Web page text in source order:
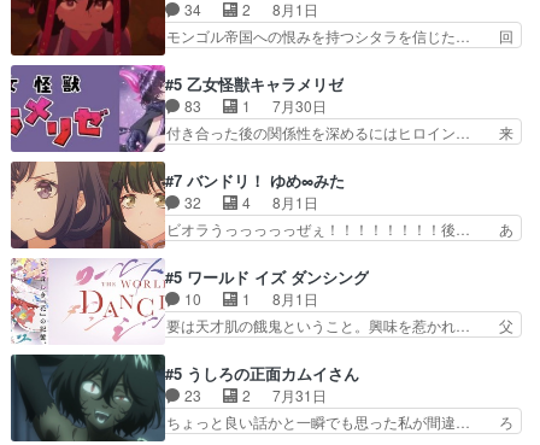
での誕生プレゼン… なよなよした男（cv石田彰）
梅ちゃんがた…
うガブちゃんさんの悲鳴にも似た怒… ユルと戦っ
た時から伏線が張られていたのが… しかしアサ
い筈のガブちゃん、アキオの… 色々とひっかけが
あって、最終的に嫌な終わ… ゴンゾウが従える大
量のツガイに何事かと思…
34 2
8月1日
モンゴル帝国への恨みを持つシタラを信じた… 回
タイの妃になってもその心は晴れず、モ… ドレゲ
ネの過去、宝石だった彼女が人になり… ドレゲネ
の過去、、辛かった、、あのジャタ… 年上旦那が
良い人でも、女は宝石でただ笑っ… ダイルの儀式
過去には同情の言葉しか…シ… 奥様に悲しい過
去…萌え袖が可愛いね、と思… ドレゲネとシタ
ラ、2人だけの同盟が結成さ…
#5 乙女怪獣キャラメリゼ
83 1
7月30日
付き合った後の関係性を深めるにはヒロイン… 来
とメスってて何この可愛い生物。クラス… 付き合
い始めたら始めたでまた違った悩みが… と一歩ず
つ踏み出す黒絵ちゃん微笑ま新汰の… ツインテー
ルが可愛いお茶目な妹ちゃんです… しかも過去も
らっしゃるからかしらお顔が… 黒絵「怪獣に憧れ
るのはいいけど自分自身が… 素の自分はどちらな
のかはまだ不明だが見せ…
#7 バンドリ！ ゆめ∞みた
32 4
8月1日
ビオラうっっっっっぜぇ！！！！！！！！後… あ
ラが悪魔すぎて気分が悪くなってきたこ… 声優ま
とめました(７話まで)仲町あられ/… ビオラの策略
がバッチリ嵌って最高wwwこ… 自信あれば評価
なんて気にしないし、充実し… ・バーチャルだけ
け？と思ったら歌唱シーン… の、らいぶシーン
＿!!­­--­­--­… それだけでええやん！！しかし、ビオラ
が仕…
#5 ワールド イズ ダンシング
10 1
8月1日
要は天才肌の餓鬼ということ。興味を惹かれ… 父
の鬼夜叉と田楽の増次郎。小さないざこ… 着眼点
は良くとも、先鋭的すぎるのか。芸能… 鬼夜叉は
石也と共に観世座をあとにし、三条… 観世座を離
れ、三条坊門御所で日々を送る鬼… 「お前(鬼夜
#5 うしろの正面カムイさん
23 2
7月31日
ちょっと良い話かと一瞬でも思った私が間違… ろ